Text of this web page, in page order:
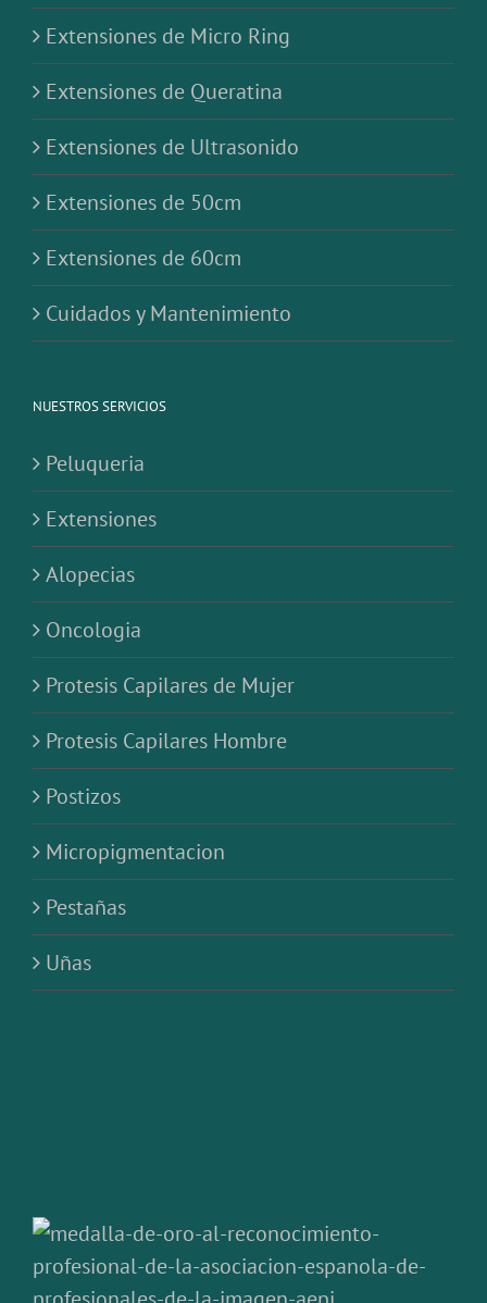
Extensiones de Micro Ring
Extensiones de Queratina
Extensiones de Ultrasonido
Extensiones de 50cm
Extensiones de 60cm
Cuidados y Mantenimiento
NUESTROS SERVICIOS
Peluqueria
Extensiones
Alopecias
Oncologia
Protesis Capilares de Mujer
Protesis Capilares Hombre
Postizos
Micropigmentacion
Pestañas
Uñas